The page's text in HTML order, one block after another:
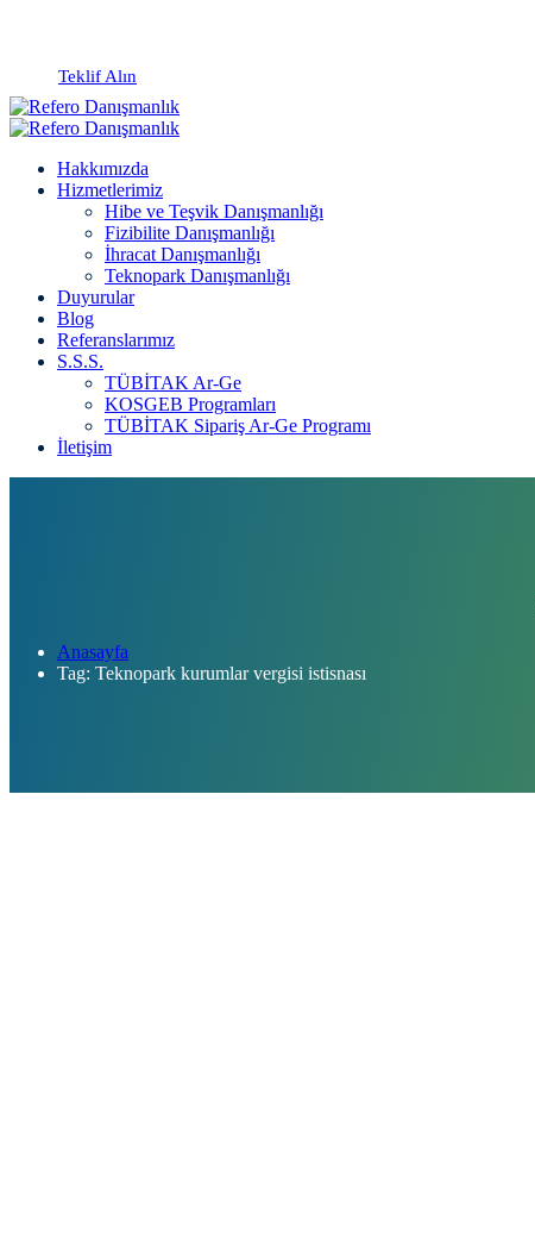
Teklif Alın
Hakkımızda
Hizmetlerimiz
Hibe ve Teşvik Danışmanlığı
Fizibilite Danışmanlığı
İhracat Danışmanlığı
Teknopark Danışmanlığı
Duyurular
Blog
Referanslarımız
S.S.S.
TÜBİTAK Ar-Ge
KOSGEB Programları
TÜBİTAK Sipariş Ar-Ge Programı
İletişim
Anasayfa
Tag: Teknopark kurumlar vergisi istisnası